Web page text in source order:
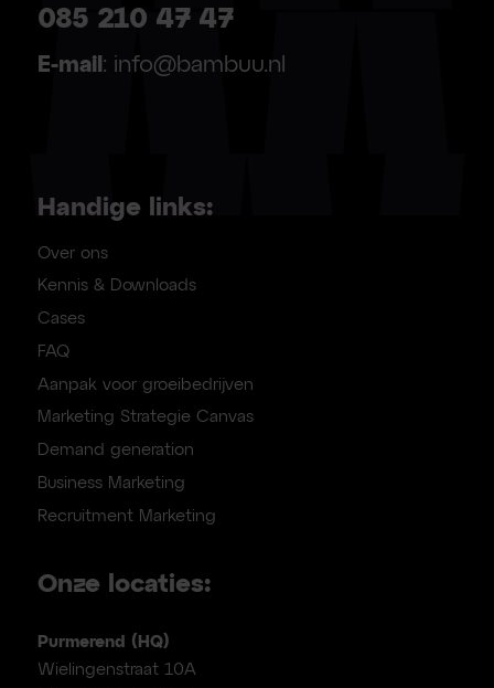
085 210 47 47
E-mail : info@bambuu.nl
Handige links:
Over ons
Kennis & Downloads
Cases
FAQ
Aanpak voor groeibedrijven
Marketing Strategie Canvas
Demand generation
Business Marketing
Recruitment Marketing
Onze locaties:
Purmerend (HQ)
Wielingenstraat 10A